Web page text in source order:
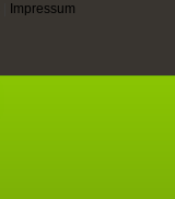
Impressum